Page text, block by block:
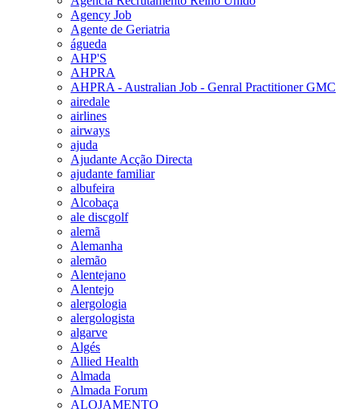
Agency Job
Agente de Geriatria
águeda
AHP'S
AHPRA
AHPRA - Australian Job - Genral Practitioner GMC
airedale
airlines
airways
ajuda
Ajudante Acção Directa
ajudante familiar
albufeira
Alcobaça
ale discgolf
alemã
Alemanha
alemão
Alentejano
Alentejo
alergologia
alergologista
algarve
Algés
Allied Health
Almada
Almada Forum
ALOJAMENTO